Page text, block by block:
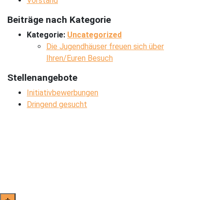
Beiträge nach Kategorie
Kategorie: Uncategorized
Die Jugendhäuser freuen sich über
Ihren/Euren Besuch
Stellenangebote
Initiativbewerbungen
Dringend gesucht